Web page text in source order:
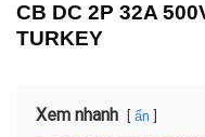
CB DC 2P 32A
TURKEY
Xem nhanh ẩn